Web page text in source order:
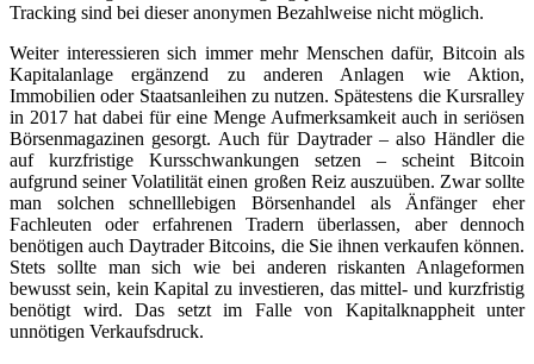
Tracking sind bei dieser anonymen Bezahlweise nicht möglich.
Weiter interessieren sich immer mehr Menschen dafür, Bitcoin als
Kapitalanlage ergänzend zu anderen Anlagen wie Aktion,
Immobilien oder Staatsanleihen zu nutzen. Spätestens die Kursralley
in 2017 hat dabei für eine Menge Aufmerksamkeit auch in seriösen
Börsenmagazinen gesorgt. Auch für Daytrader – also Händler die
auf kurzfristige Kursschwankungen setzen – scheint Bitcoin
aufgrund seiner Volatilität einen großen Reiz auszuüben. Zwar sollte
man solchen schnelllebigen Börsenhandel als Änfänger eher
Fachleuten oder erfahrenen Tradern überlassen, aber dennoch
benötigen auch Daytrader Bitcoins, die Sie ihnen verkaufen können.
Stets sollte man sich wie bei anderen riskanten Anlageformen
bewusst sein, kein Kapital zu investieren, das mittel- und kurzfristig
benötigt wird. Das setzt im Falle von Kapitalknappheit unter
unnötigen Verkaufsdruck.